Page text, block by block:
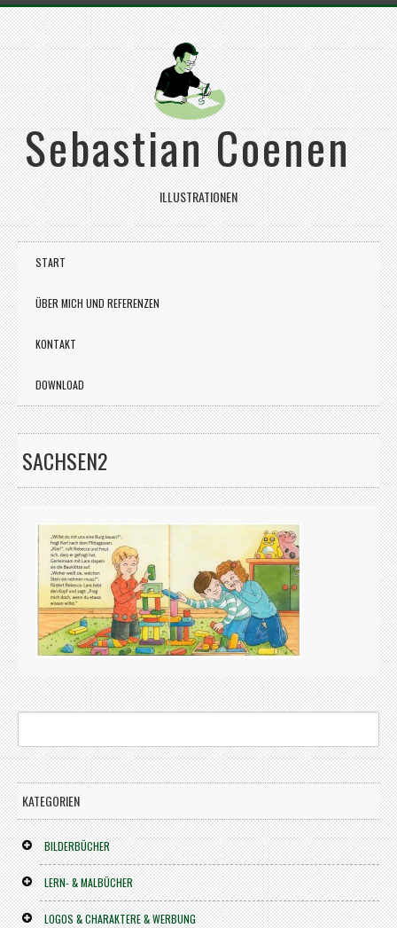
Sebastian Coenen
ILLUSTRATIONEN
START
ÜBER MICH UND REFERENZEN
KONTAKT
DOWNLOAD
SACHSEN2
KATEGORIEN
BILDERBÜCHER
LERN- & MALBÜCHER
LOGOS & CHARAKTERE & WERBUNG